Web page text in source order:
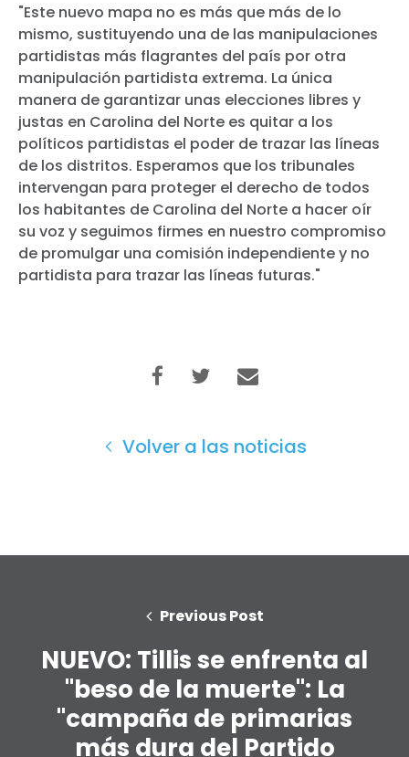
"Este nuevo mapa no es más que más de lo
mismo, sustituyendo una de las manipulaciones
partidistas más flagrantes del país por otra
manipulación partidista extrema. La única
manera de garantizar unas elecciones libres y
justas en Carolina del Norte es quitar a los
políticos partidistas el poder de trazar las líneas
de los distritos. Esperamos que los tribunales
intervengan para proteger el derecho de todos
los habitantes de Carolina del Norte a hacer oír
su voz y seguimos firmes en nuestro compromiso
de promulgar una comisión independiente y no
partidista para trazar las líneas futuras."
Volver a las noticias
Previous Post
NUEVO: Tillis se enfrenta al
"beso de la muerte": La
"campaña de primarias
más dura del Partido